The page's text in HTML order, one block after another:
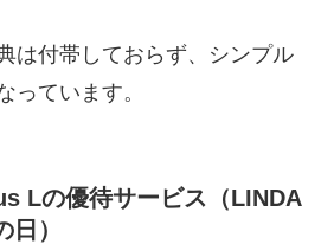
は付帯しておらず、シンプル
っています。
Lの優待サービス（LINDA
）